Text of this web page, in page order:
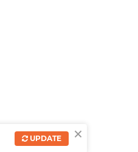
×
UPDATE